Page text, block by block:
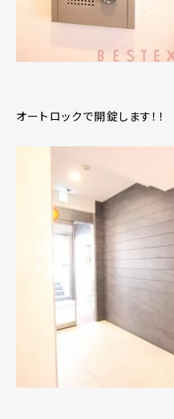
オートロックで開錠します！！